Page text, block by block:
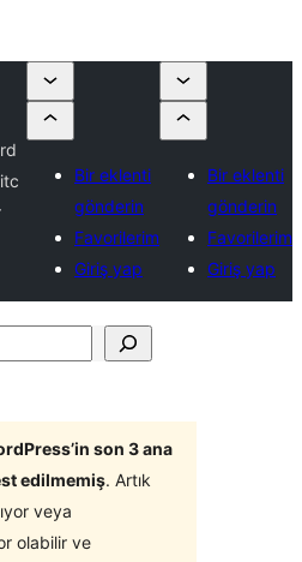
Bir eklenti
gönderin
Favorilerim
Giriş yap
Bir eklenti
gönderin
Favorilerim
Giriş yap
son 3 ana
edilmemiş. Artık
veya
olabilir ve